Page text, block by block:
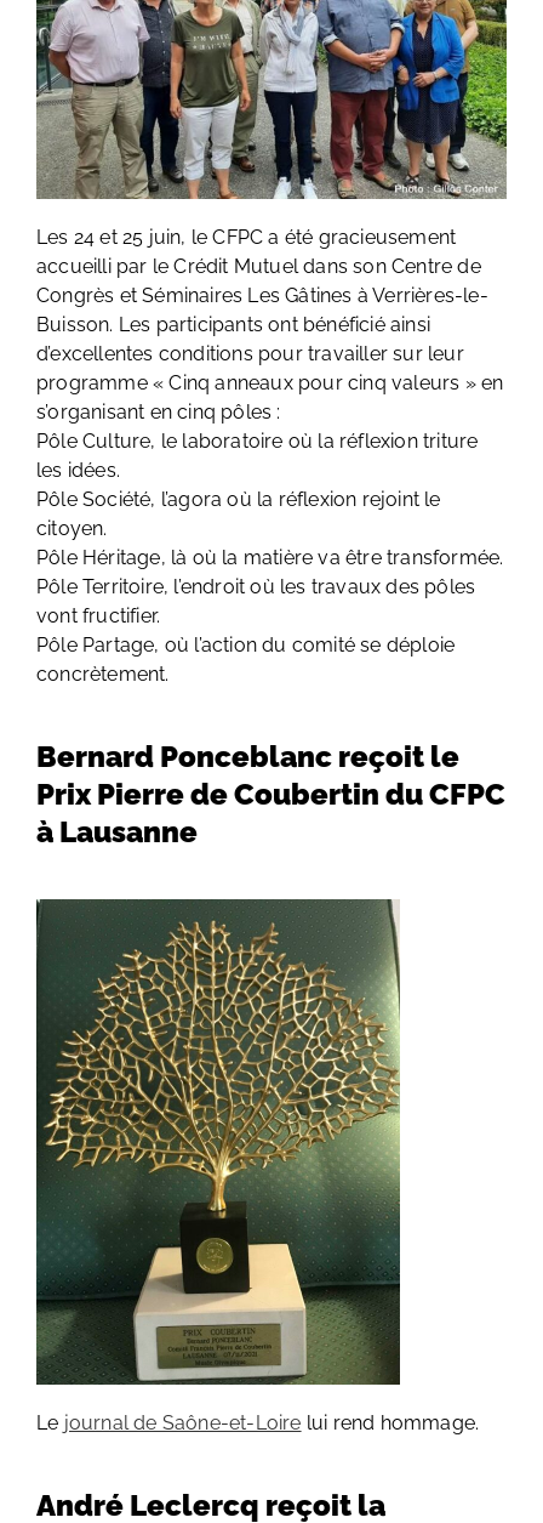
Les 24 et 25 juin, le CFPC a été gracieusement
accueilli par le Crédit Mutuel dans son Centre de
Congrès et Séminaires Les Gâtines à Verrières-le-
Buisson. Les participants ont bénéficié ainsi
d’excellentes conditions pour travailler sur leur
programme « Cinq anneaux pour cinq valeurs » en
s’organisant en cinq pôles :
Pôle Culture, le laboratoire où la réflexion triture
les idées.
Pôle Société, l’agora où la réflexion rejoint le
citoyen.
Pôle Héritage, là où la matière va être transformée.
Pôle Territoire, l’endroit où les travaux des pôles
vont fructifier.
Pôle Partage, où l’action du comité se déploie
concrètement.
Bernard Ponceblanc reçoit le
Prix Pierre de Coubertin du CFPC
à Lausanne
Le journal de Saône-et-Loire lui rend hommage.
André Leclercq reçoit la